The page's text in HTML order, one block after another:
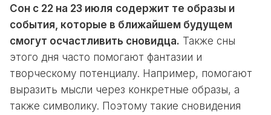
Сон с 22 на 23 июля содержит те образы и
события, которые в ближайшем будущем
смогут осчастливить сновидца. Также сны
этого дня часто помогают фантазии и
творческому потенциалу. Например, помогают
выразить мысли через конкретные образы, а
также символику. Поэтому такие сновидения